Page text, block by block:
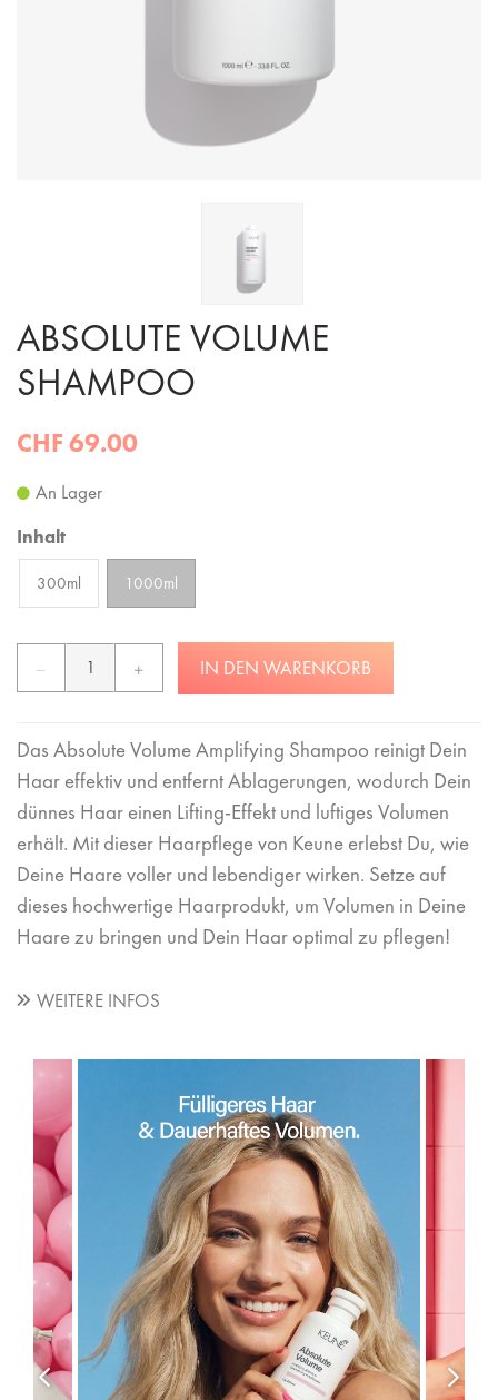
ABSOLUTE VOLUME
SHAMPOO
CHF 69.00
An Lager
Inhalt
300ml 1000ml
IN DEN WARENKORB
Das Absolute Volume Amplifying Shampoo reinigt Dein
Haar effektiv und entfernt Ablagerungen, wodurch Dein
dünnes Haar einen Lifting-Effekt und luftiges Volumen
erhält. Mit dieser Haarpflege von Keune erlebst Du, wie
Deine Haare voller und lebendiger wirken. Setze auf
dieses hochwertige Haarprodukt, um Volumen in Deine
Haare zu bringen und Dein Haar optimal zu pflegen!
WEITERE INFOS